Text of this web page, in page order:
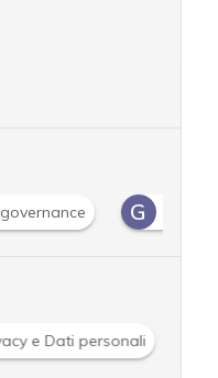
G guida I
Privacy e Dati personali